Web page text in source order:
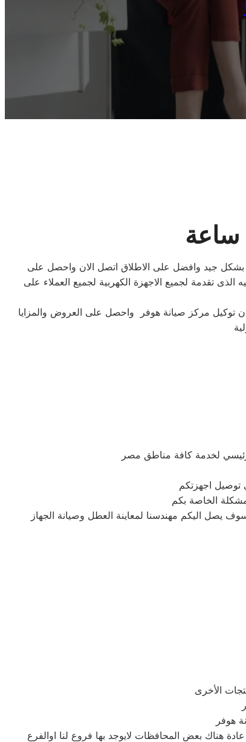
بشكل جيد وافضل على الاطلاق اتصل الان واحصل على
تقدمة لجميع الاجهزة الكهربية لجميع العملاء على
توكيل مركز صيانة هوفر واحصل على العروض والمزايا
لخدمة كافة مناطق مصر
الخاصة بكم
هوفر
هناك بعض المحافظات لايوجد بها فروع لنا اوالفرع